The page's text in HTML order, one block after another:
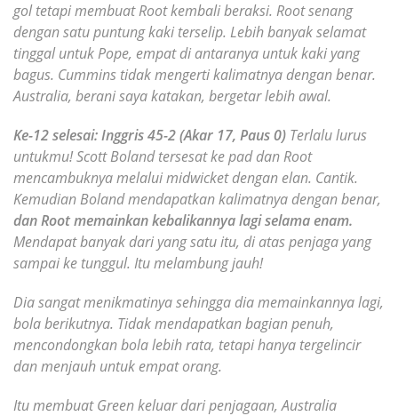
gol tetapi membuat Root kembali beraksi. Root senang
dengan satu puntung kaki terselip. Lebih banyak selamat
tinggal untuk Pope, empat di antaranya untuk kaki yang
bagus. Cummins tidak mengerti kalimatnya dengan benar.
Australia, berani saya katakan, bergetar lebih awal.
Ke-12 selesai: Inggris 45-2 (Akar 17, Paus 0) Terlalu lurus
untukmu! Scott Boland tersesat ke pad dan Root
mencambuknya melalui midwicket dengan elan. Cantik.
Kemudian Boland mendapatkan kalimatnya dengan benar,
dan Root memainkan kebalikannya lagi selama enam.
Mendapat banyak dari yang satu itu, di atas penjaga yang
sampai ke tunggul. Itu melambung jauh!
Dia sangat menikmatinya sehingga dia memainkannya lagi,
bola berikutnya. Tidak mendapatkan bagian penuh,
mencondongkan bola lebih rata, tetapi hanya tergelincir
dan menjauh untuk empat orang.
Itu membuat Green keluar dari penjagaan, Australia